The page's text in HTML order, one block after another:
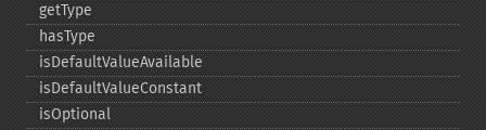
getType
hasType
isDefaultValueAvailable
isDefaultValueConstant
isOptional